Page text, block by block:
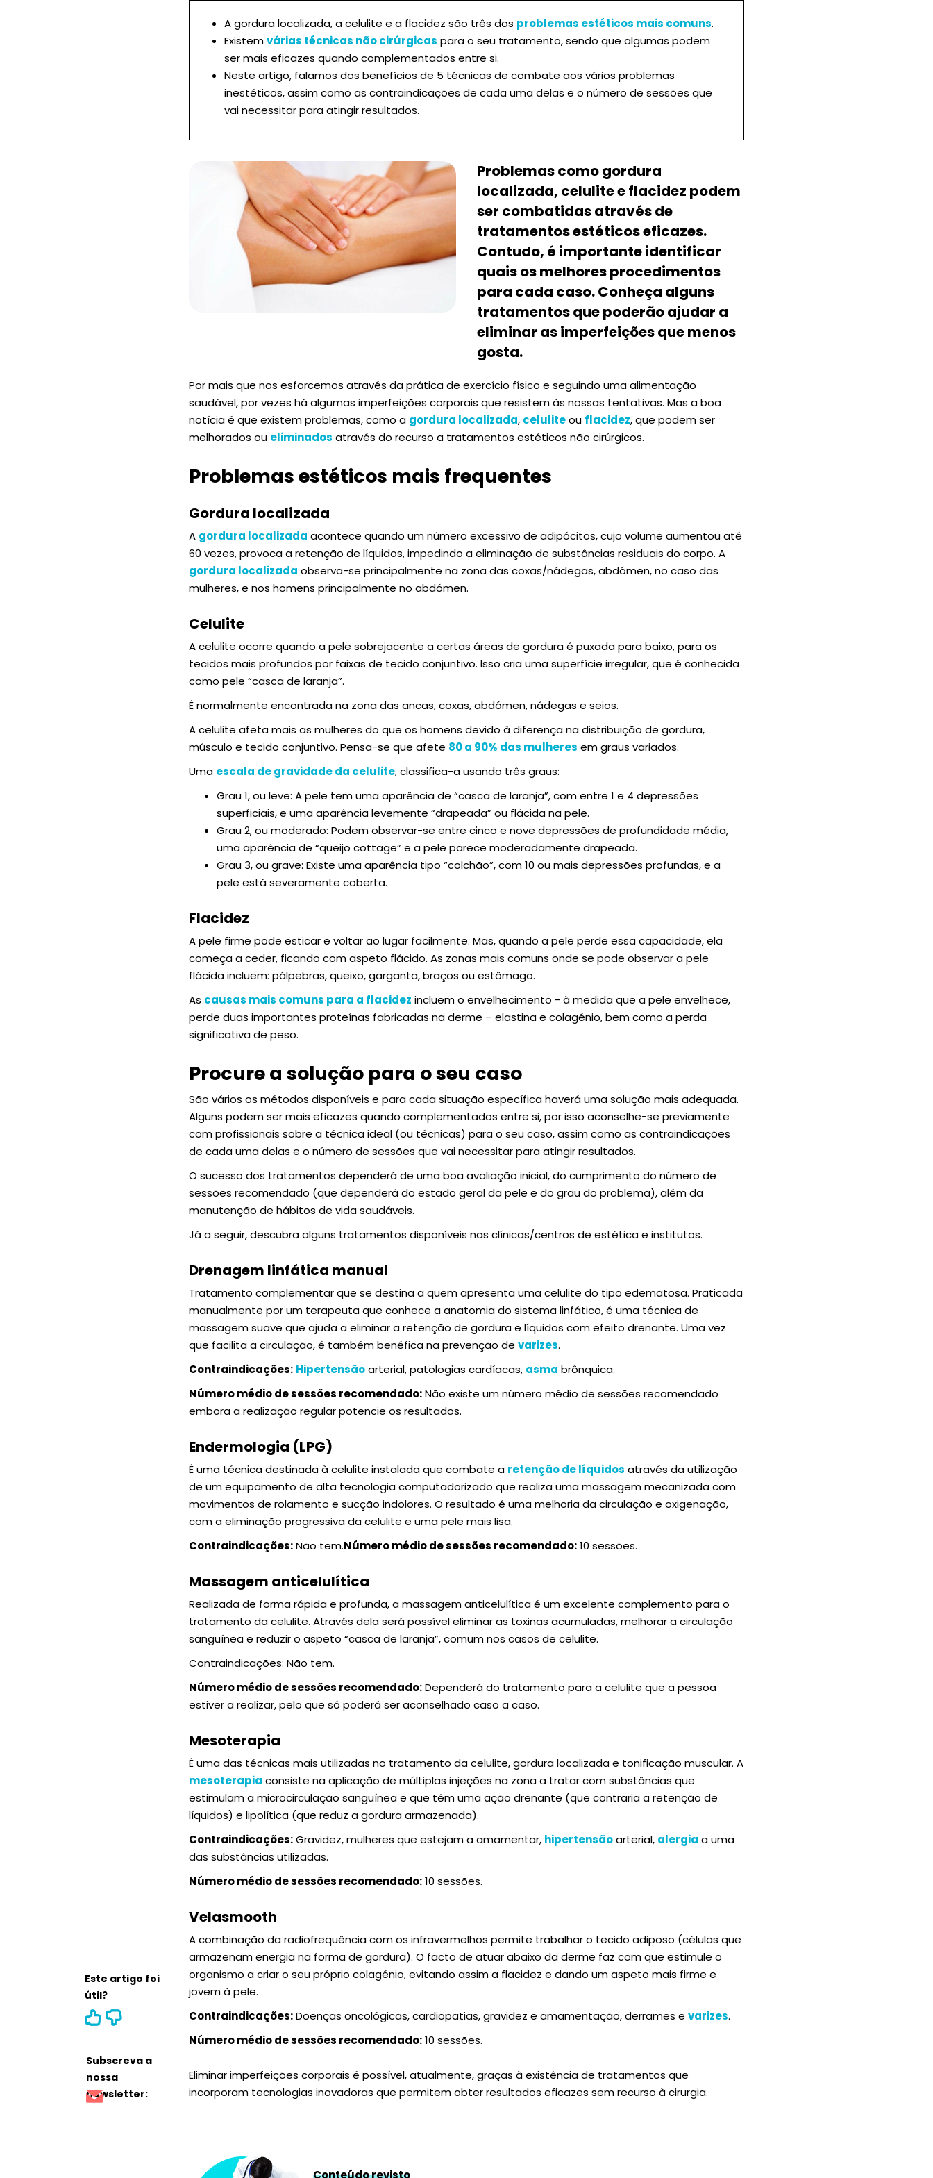
A gordura localizada, a celulite e a flacidez são três dos problemas estéticos mais comuns.
Existemvárias técnicas não cirúrgicas para o seu tratamento, sendo que algumas podem
ser mais eficazes quando complementados entre si.
Neste artigo, falamos dos benefícios de 5 técnicas de combate aos vários problemas
inestéticos, assim como as contraindicações de cada uma delas e o número de sessões que
vai necessitar para atingir resultados.
Problemas como gordura
localizada, celulite e flacidez podem
ser combatidas através de
tratamentos estéticos eficazes.
Contudo, é importante identificar
quais os melhores procedimentos
para cada caso. Conheça alguns
tratamentos que poderão ajudar a
eliminar as imperfeições que menos
gosta.
Por mais que nos esforcemos através da prática de exercício físico e seguindo uma alimentação
saudável, por vezes há algumas imperfeições corporais que resistem às nossas tentativas. Mas a boa
notícia é que existem problemas, como a gordura localizada, celuliteou flacidez, que podem ser
melhorados ou eliminados através do recurso a tratamentos estéticos não cirúrgicos.
Problemas estéticos mais frequentes
Gordura localizada
A gordura localizada acontece quando um número excessivo de adipócitos, cujo volume aumentou até
60 vezes, provoca a retenção de líquidos, impedindo a eliminação de substâncias residuais do corpo. A
gordura localizada observa-se principalmente na zona das coxas/nádegas, abdómen, no caso das
mulheres, e nos homens principalmente no abdómen.
Celulite
A celulite ocorre quando a pele sobrejacente a certas áreas de gordura é puxada para baixo, para os
tecidos mais profundos por faixas de tecido conjuntivo. Isso cria uma superfície irregular, que é conhecida
como pele “casca de laranja”.
É normalmente encontrada na zona das ancas, coxas, abdómen, nádegas e seios.
A celulite afeta mais as mulheres do que os homens devido à diferença na distribuição de gordura,
músculo e tecido conjuntivo. Pensa-se que afete 80 a 90% das mulheres em graus variados.
Uma escala de gravidade da celulite, classifica-a usando três graus:
Grau 1, ou leve: A pele tem uma aparência de “casca de laranja”, com entre 1 e 4 depressões
superficiais, e uma aparência levemente “drapeada” ou flácida na pele.
Grau 2, ou moderado: Podem observar-se entre cinco e nove depressões de profundidade média,
uma aparência de “queijo cottage” e a pele parece moderadamente drapeada.
Grau 3, ou grave: Existe uma aparência tipo “colchão”, com 10 ou mais depressões profundas, e a
pele está severamente coberta.
Flacidez
A pele firme pode esticar e voltar ao lugar facilmente. Mas, quando a pele perde essa capacidade, ela
começa a ceder, ficando com aspeto flácido. As zonas mais comuns onde se pode observar a pele
flácida incluem: pálpebras, queixo, garganta, braços ou estômago.
As causas mais comuns para a flacidez incluem o envelhecimento - à medida que a pele envelhece,
perde duas importantes proteínas fabricadas na derme – elastina e colagénio, bem como a perda
significativa de peso.
Procure a solução para o seu caso
São vários os métodos disponíveis e para cada situação específica haverá uma solução mais adequada.
Alguns podem ser mais eficazes quando complementados entre si, por isso aconselhe-se previamente
com profissionais sobre a técnica ideal (ou técnicas) para o seu caso, assim como as contraindicações
de cada uma delas e o número de sessões que vai necessitar para atingir resultados.
O sucesso dos tratamentos dependerá de uma boa avaliação inicial, do cumprimento do número de
sessões recomendado (que dependerá do estado geral da pele e do grau do problema), além da
manutenção de hábitos de vida saudáveis.
Já a seguir, descubra alguns tratamentos disponíveis nas clínicas/centros de estética e institutos.
Drenagem linfática manual
Tratamento complementar que se destina a quem apresenta uma celulite do tipo edematosa. Praticada
manualmente por um terapeuta que conhece a anatomia do sistema linfático, é uma técnica de
massagem suave que ajuda a eliminar a retenção de gordura e líquidos com efeito drenante. Uma vez
que facilita a circulação, é também benéfica na prevenção de varizes.
Contraindicações: Hipertensãoarterial, patologias cardíacas, asma brônquica.
Número médio de sessões recomendado:Não existe um número médio de sessões recomendado
embora a realização regular potencie os resultados.
Endermologia (LPG)
É uma técnica destinada à celulite instalada que combate a retenção de líquidos através da utilização
de um equipamento de alta tecnologia computadorizado que realiza uma massagem mecanizada com
movimentos de rolamento e sucção indolores. O resultado é uma melhoria da circulação e oxigenação,
com a eliminação progressiva da celulite e uma pele mais lisa.
Contraindicações:Não tem.Número médio de sessões recomendado:10 sessões.
Massagem anticelulítica
Realizada de forma rápida e profunda, a massagem anticelulítica é um excelente complemento para o
tratamento da celulite. Através dela será possível eliminar as toxinas acumuladas, melhorar a circulação
sanguínea e reduzir o aspeto “casca de laranja”, comum nos casos de celulite.
Contraindicações: Não tem.
Número médio de sessões recomendado:Dependerá do tratamento para a celulite que a pessoa
estiver a realizar, pelo que só poderá ser aconselhado caso a caso.
Mesoterapia
É uma das técnicas mais utilizadas no tratamento da celulite, gordura localizada e tonificação muscular. A
mesoterapia consiste na aplicação de múltiplas injeções na zona a tratar com substâncias que
estimulam a microcirculação sanguínea e que têm uma ação drenante (que contraria a retenção de
líquidos) e lipolítica (que reduz a gordura armazenada).
Contraindicações:Gravidez, mulheres que estejam a amamentar, hipertensãoarterial, alergia a uma
das substâncias utilizadas.
Número médio de sessões recomendado:10 sessões.
Velasmooth
A combinação da radiofrequência com os infravermelhos permite trabalhar o tecido adiposo (células que
armazenam energia na forma de gordura). O facto de atuar abaixo da derme faz com que estimule o
organismo a criar o seu próprio colagénio, evitando assim a flacidez e dando um aspeto mais firme e
jovem à pele.
Contraindicações:Doenças oncológicas, cardiopatias, gravidez e amamentação, derrames e varizes.
Número médio de sessões recomendado:10 sessões.
Eliminar imperfeições corporais é possível, atualmente, graças à existência de tratamentos que
incorporam tecnologias inovadoras que permitem obter resultados eficazes sem recurso à cirurgia.
Este artigo foi
útil?
Subscreva a
nossa
newsletter:
Conteúdo revisto